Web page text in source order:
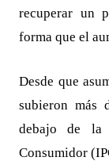
recuperar un
forma que el
Desde que
subieron más
debajo de la
Consumidor